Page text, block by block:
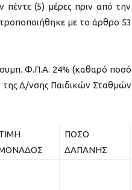
(5) μέρες πριν από την
με το άρθρο 53
συμπ. Φ.Π.Α. 24% (καθαρό ποσό
της Δ/νσης Παιδικών Σταθμών
ΠΟΣΟ
ΔΑΠΑΝΗΣ